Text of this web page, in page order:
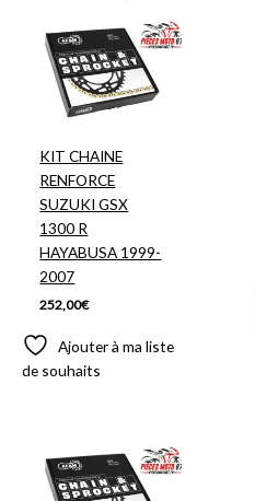
KIT CHAINE
RENFORCE
SUZUKI GSX
1300 R
HAYABUSA 1999-
2007
252,00€
Ajouter à ma liste
de souhaits